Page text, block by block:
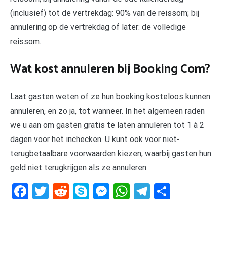
(inclusief) tot de vertrekdag: 90% van de reissom; bij
annulering op de vertrekdag of later: de volledige
reissom.
Wat kost annuleren bij Booking Com?
Laat gasten weten of ze hun boeking kosteloos kunnen
annuleren, en zo ja, tot wanneer. In het algemeen raden
we u aan om gasten gratis te laten annuleren tot 1 à 2
dagen voor het inchecken. U kunt ook voor niet-
terugbetaalbare voorwaarden kiezen, waarbij gasten hun
geld niet terugkrijgen als ze annuleren.
Facebook
Twitter
RedditSkypeMessenger
WhatsApp
Telegram